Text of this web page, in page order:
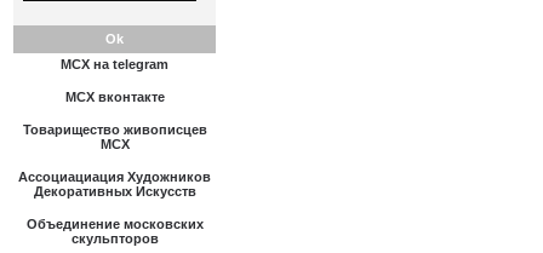
МСХ на telegram
МСХ вконтакте
Товарищество живописцев
МСХ
Ассоциациация Художников
Декоративных Искусств
Объединение московских
скульпторов